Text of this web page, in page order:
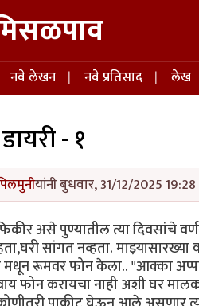
नवे लेखन नवे प्रतिसाद लेख
- १
यांनी बुधवार, 31/12/2025
असे पुण्यातील त्या दिवसांचे
सांगत नव्हता.
रूमवर फोन केला.. "आक्का
फोन करायचा नाही अशी घर